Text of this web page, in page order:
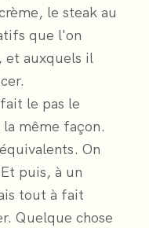
le steak au
que l'on
et auxquels il
le pas le
même façon.
On
puis, à un
tout à fait
Quelque chose